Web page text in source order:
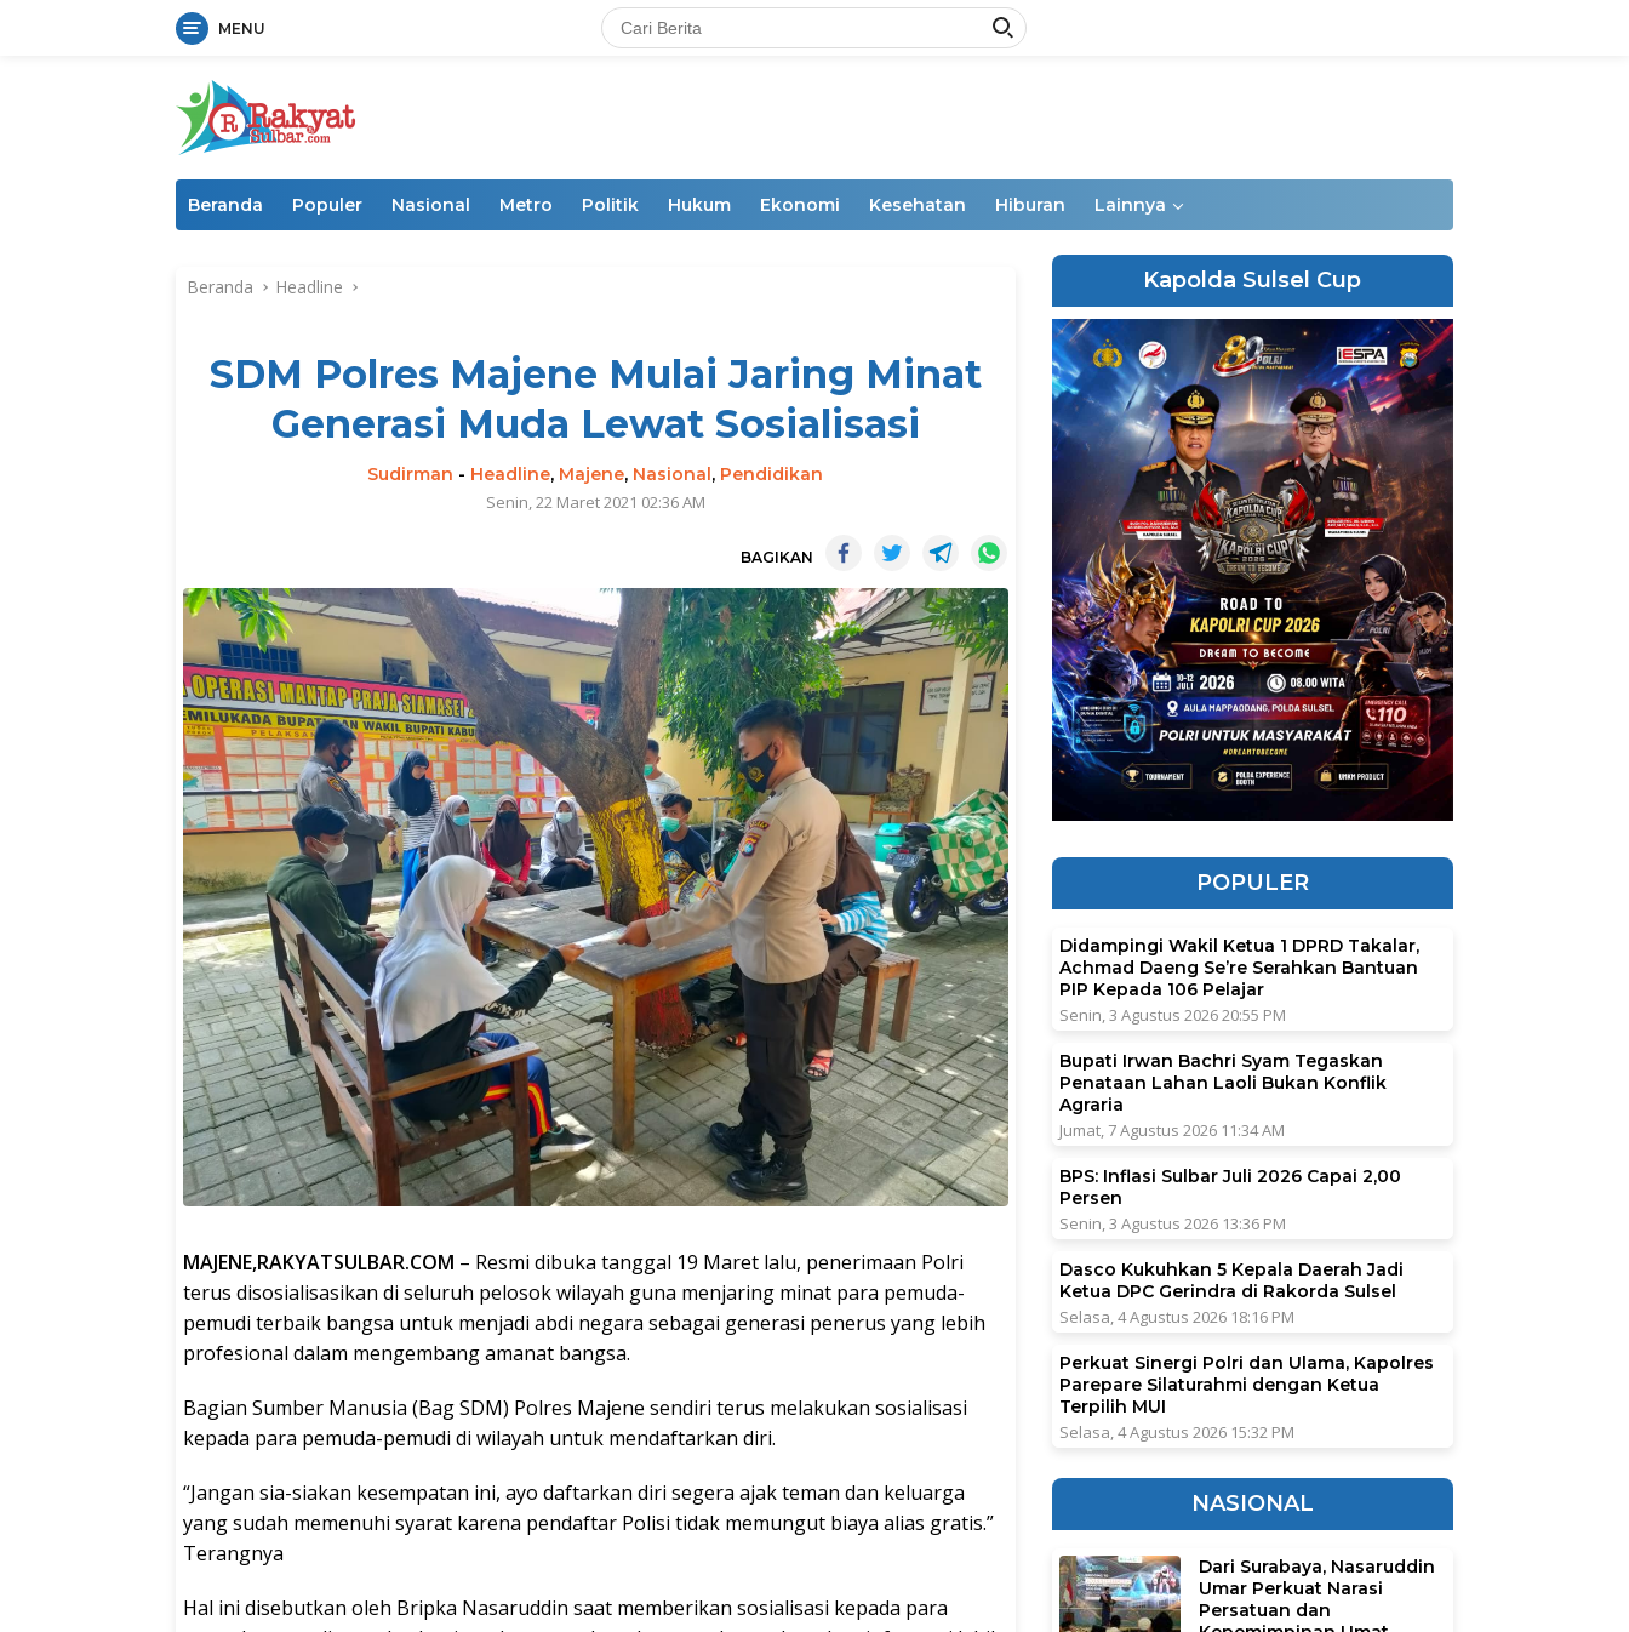
MENU
Beranda Populer Nasional Metro Politik Hukum Ekonomi Kesehatan Hiburan Lainnya
Beranda Headline
SDM Polres Majene Mulai Jaring Minat
Generasi Muda Lewat Sosialisasi
Sudirman - Headline, Majene, Nasional, Pendidikan
Senin, 22 Maret 2021 02:36 AM
BAGIKAN
MAJENE,RAKYATSULBAR.COM – Resmi dibuka tanggal 19 Maret lalu, penerimaan Polri
terus disosialisasikan di seluruh pelosok wilayah guna menjaring minat para pemuda-
pemudi terbaik bangsa untuk menjadi abdi negara sebagai generasi penerus yang lebih
profesional dalam mengembang amanat bangsa.
Bagian Sumber Manusia (Bag SDM) Polres Majene sendiri terus melakukan sosialisasi
kepada para pemuda-pemudi di wilayah untuk mendaftarkan diri.
“Jangan sia-siakan kesempatan ini, ayo daftarkan diri segera ajak teman dan keluarga
yang sudah memenuhi syarat karena pendaftar Polisi tidak memungut biaya alias gratis.”
Terangnya
Hal ini disebutkan oleh Bripka Nasaruddin saat memberikan sosialisasi kepada para
Kapolda Sulsel Cup
POPULER
Didampingi Wakil Ketua 1 DPRD Takalar,
Achmad Daeng Se’re Serahkan Bantuan
PIP Kepada 106 Pelajar
Senin, 3 Agustus 2026 20:55 PM
Bupati Irwan Bachri Syam Tegaskan
Penataan Lahan Laoli Bukan Konflik
Agraria
Jumat, 7 Agustus 2026 11:34 AM
BPS: Inflasi Sulbar Juli 2026 Capai 2,00
Persen
Senin, 3 Agustus 2026 13:36 PM
Dasco Kukuhkan 5 Kepala Daerah Jadi
Ketua DPC Gerindra di Rakorda Sulsel
Selasa, 4 Agustus 2026 18:16 PM
Perkuat Sinergi Polri dan Ulama, Kapolres
Parepare Silaturahmi dengan Ketua
Terpilih MUI
Selasa, 4 Agustus 2026 15:32 PM
NASIONAL
Dari Surabaya, Nasaruddin
Umar Perkuat Narasi
Persatuan dan